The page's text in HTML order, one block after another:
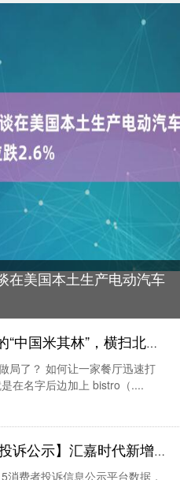
在美国本土生产电动汽车
国米其林”，横扫北上广
局了？ 如何让一家餐厅迅速打
在名字后边加上 bistro（....
投诉公示，涉及不履行国家规定的三包义务问题等
费者投诉信息公示平台数据，